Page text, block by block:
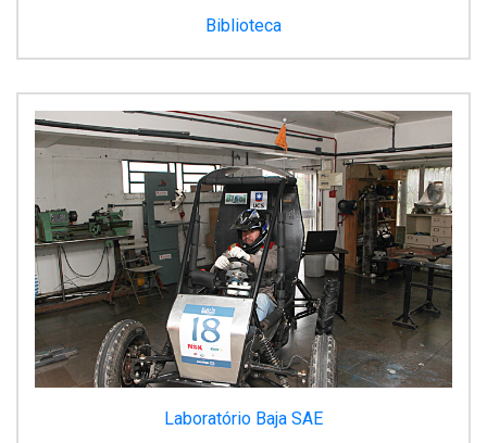
Biblioteca
Laboratório Baja SAE